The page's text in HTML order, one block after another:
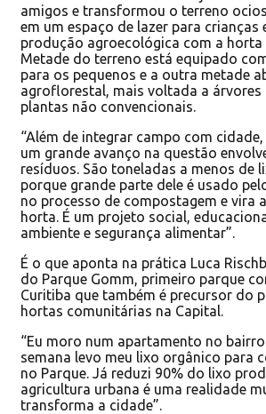
amigos e transformou o terreno
em um espaço de lazer para crianças
produção agroecológica com a horta
Metade do terreno está equipado
para os pequenos e a outra metade
agroflorestal, mais voltada a árvores
plantas não convencionais.
“Além de integrar campo com
um grande avanço na questão
resíduos. São toneladas a menos de
porque grande parte dele é usado
no processo de compostagem e vira
horta. É um projeto social,
ambiente e segurança alimentar”.
É o que aponta na prática Luca
do Parque Gomm, primeiro parque
Curitiba que também é precursor do
hortas comunitárias na Capital.
“Eu moro num apartamento no
semana levo meu lixo orgânico para
no Parque. Já reduzi 90% do lixo
agricultura urbana é uma realidade
transforma a cidade”.